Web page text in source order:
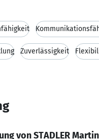
Zuverlässigkeit
von STADLER Martin